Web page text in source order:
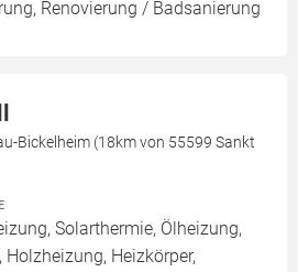
Renovierung / Badsanierung
Bickelheim (18km von 55599 Sankt
Solarthermie, Ölheizung,
Holzheizung, Heizkörper,